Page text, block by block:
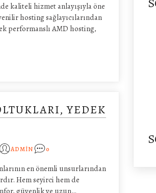
kaliteli hizmet anlayışıyla öne
hosting sağlayıcılarından
performanslı AMD hosting,
YEDEK
ADMIN 0
en önemli unsurlarından
Hem seyirci hem de